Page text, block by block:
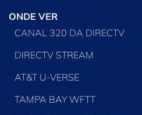
ONDE VER
CANAL 320 DA DIRECTV
DIRECTV STREAM
AT&T U-VERSE
TAMPA BAY WFTT